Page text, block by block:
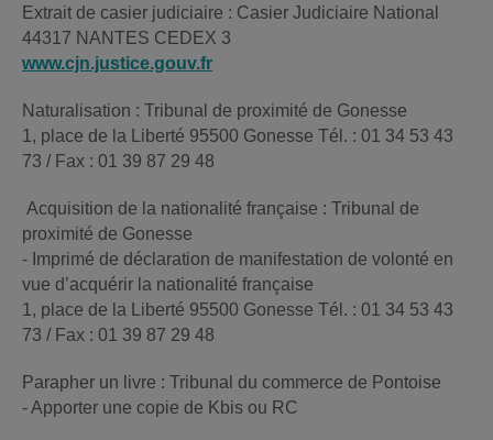
Extrait de casier judiciaire : Casier Judiciaire National
44317 NANTES CEDEX 3
www.cjn.justice.gouv.fr
Naturalisation : Tribunal de proximité de Gonesse
1, place de la Liberté 95500 Gonesse Tél. : 01 34 53 43
73 / Fax : 01 39 87 29 48
Acquisition de la nationalité française : Tribunal de
proximité de Gonesse
- Imprimé de déclaration de manifestation de volonté en
vue d’acquérir la nationalité française
1, place de la Liberté 95500 Gonesse Tél. : 01 34 53 43
73 / Fax : 01 39 87 29 48
Parapher un livre : Tribunal du commerce de Pontoise
- Apporter une copie de Kbis ou RC